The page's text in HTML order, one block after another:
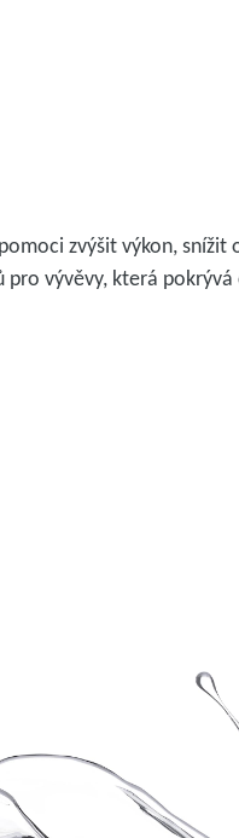
zvýšit výkon,
vývěvy, která